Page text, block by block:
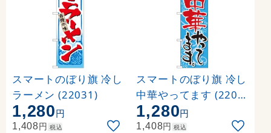
スマートのぼり旗 冷し
ラーメン (22031)
1,280円
1,408円 税込
スマートのぼり旗 冷し
中華やってます (2202
9)
1,280円
1,408円 税込